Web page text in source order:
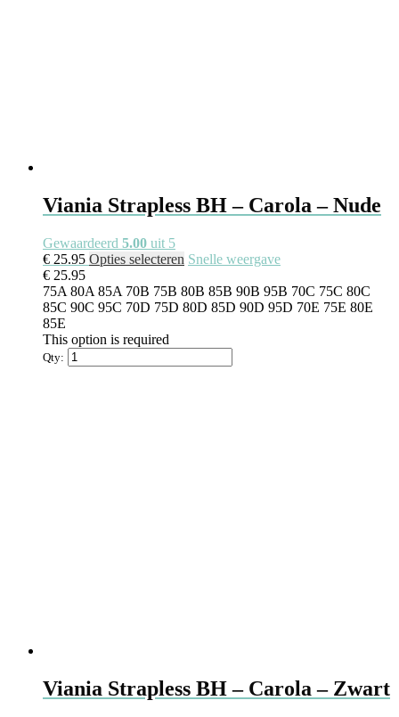
Viania Strapless BH – Carola – Nude
Gewaardeerd 5.00 uit 5
€ 25.95 Opties selecteren Snelle weergave
€ 25.95
75A 80A 85A 70B 75B 80B 85B 90B 95B 70C 75C 80C
85C 90C 95C 70D 75D 80D 85D 90D 95D 70E 75E 80E
85E
This option is required
Qty:
Viania Strapless BH – Carola – Zwart